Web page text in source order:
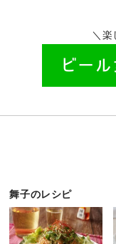
＼楽
舞子のレシピ